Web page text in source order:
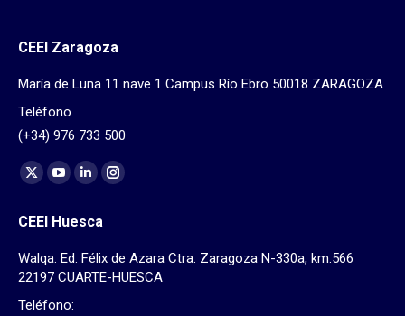
CEEI Zaragoza
María de Luna 11 nave 1 Campus Río Ebro 50018 ZARAGOZA
Teléfono
(+34) 976 733 500
Find us on:
X
opens
in
new
window
YouTube
opens
in
new
window
Linkedin
opens
in
new
Instagram
in
new
CEEI Huesca
Walqa. Ed. Félix de Azara Ctra. Zaragoza N-330a, km.566
22197 CUARTE-HUESCA
Teléfono: